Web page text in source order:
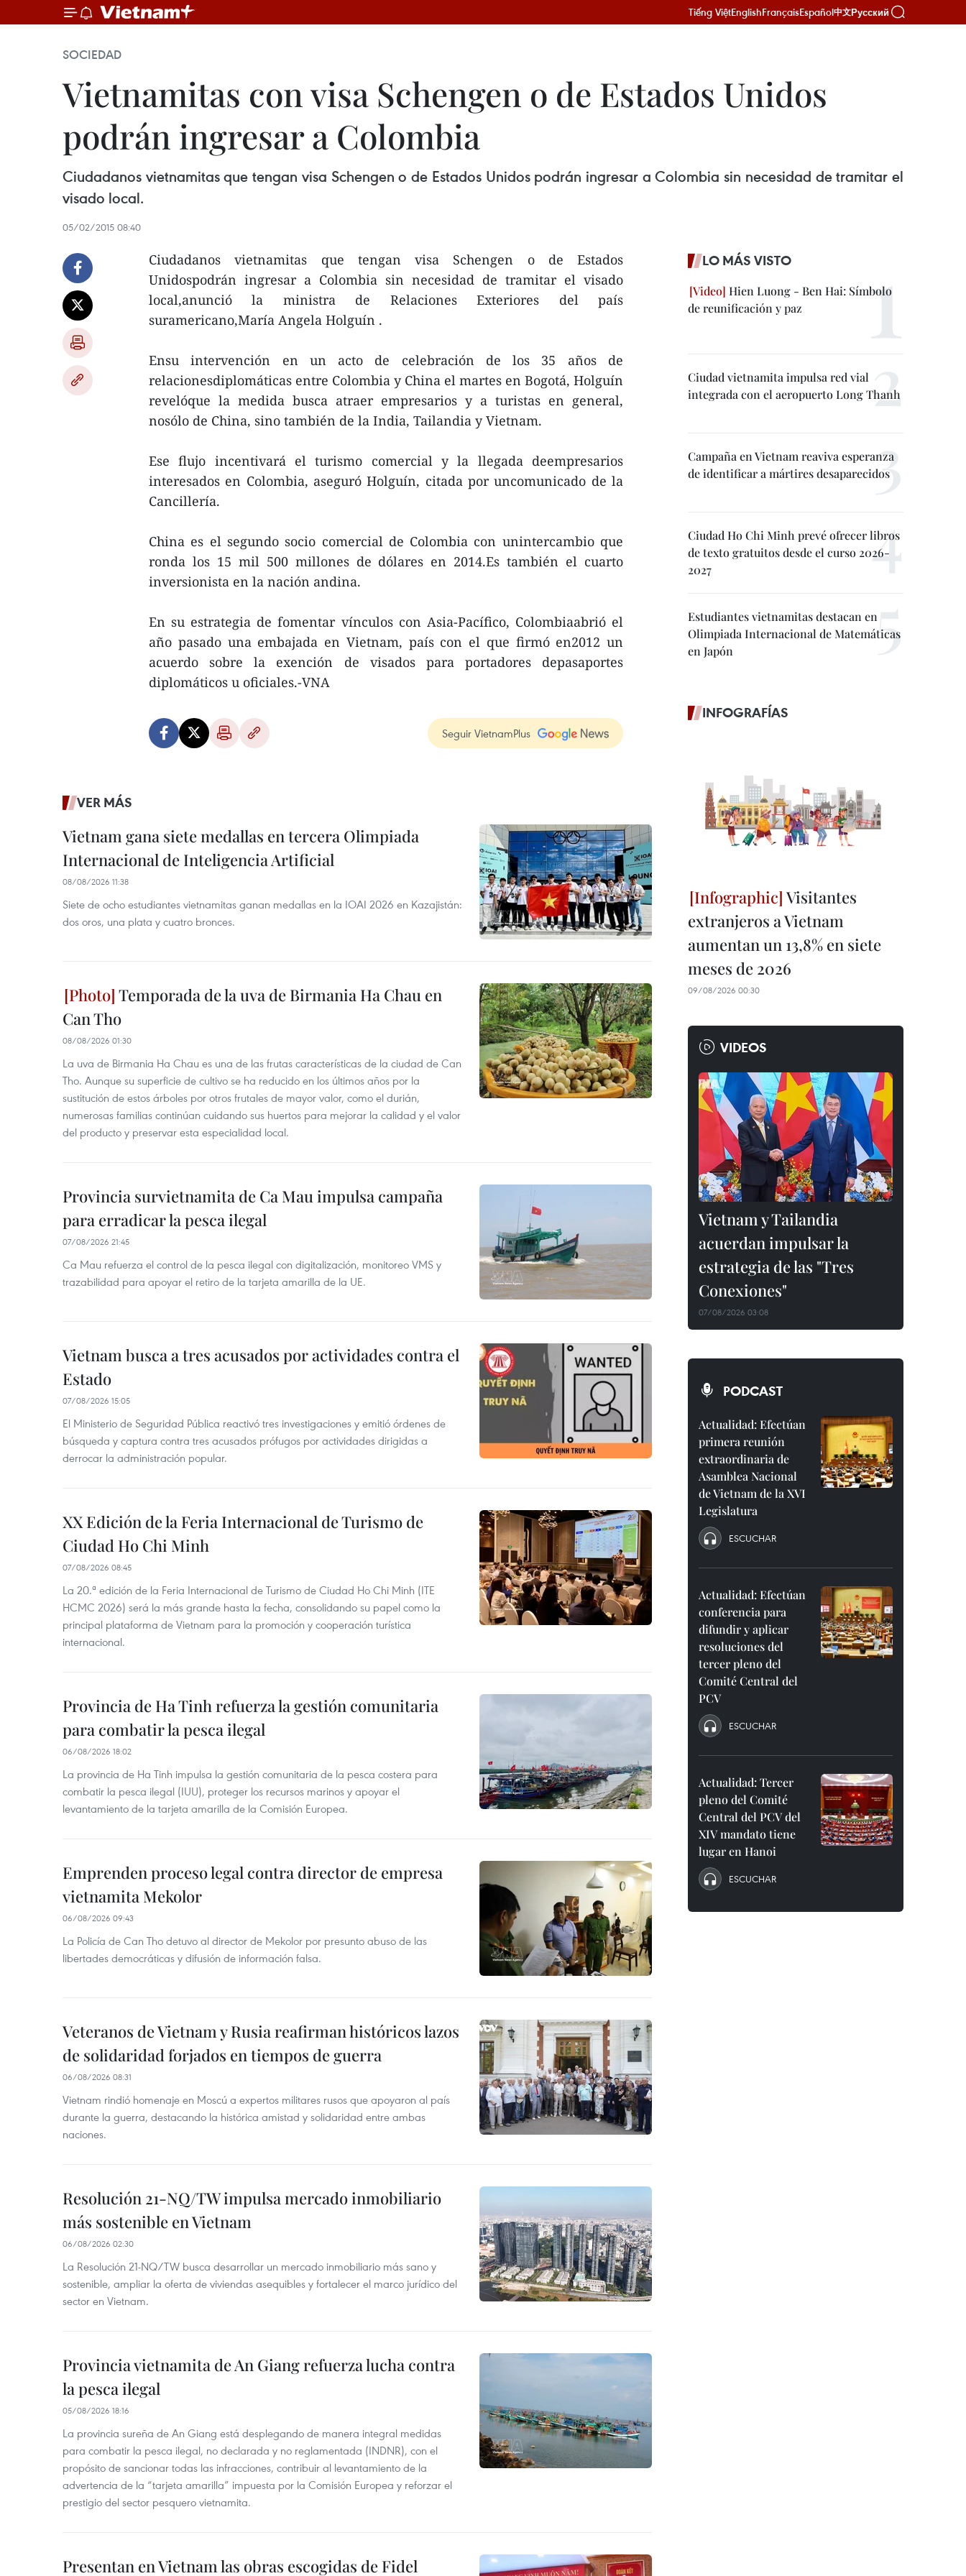
Tiếng ViệtEnglishFrançaisEspañol中文Русский
SOCIEDAD
Vietnamitas con visa Schengen o de Estados Unidos
podrán ingresar a Colombia
Ciudadanos vietnamitas que tengan visa Schengen o de Estados Unidos podrán ingresar a Colombia sin necesidad de tramitar el
visado local.
05/02/2015 08:40
Ciudadanos vietnamitas que tengan visa Schengen o de Estados
Unidospodrán ingresar a Colombia sin necesidad de tramitar el visado
local,anunció la ministra de Relaciones Exteriores del país
suramericano,María Angela Holguín .
Ensu intervención en un acto de celebración de los 35 años de
relacionesdiplomáticas entre Colombia y China el martes en Bogotá, Holguín
revelóque la medida busca atraer empresarios y a turistas en general,
nosólo de China, sino también de la India, Tailandia y Vietnam.
Ese flujo incentivará el turismo comercial y la llegada deempresarios
interesados en Colombia, aseguró Holguín, citada por uncomunicado de la
Cancillería.
China es el segundo socio comercial de Colombia con unintercambio que
ronda los 15 mil 500 millones de dólares en 2014.Es también el cuarto
inversionista en la nación andina.
En su estrategia de fomentar vínculos con Asia-Pacífico, Colombiaabrió el
año pasado una embajada en Vietnam, país con el que firmó en2012 un
acuerdo sobre la exención de visados para portadores depasaportes
diplomáticos u oficiales.-VNA
Seguir VietnamPlus
VER MÁS
Vietnam gana siete medallas en tercera Olimpiada
Internacional de Inteligencia Artificial
08/08/2026 11:38
Siete de ocho estudiantes vietnamitas ganan medallas en la IOAI 2026 en Kazajistán:
dos oros, una plata y cuatro bronces.
Temporada de la uva de Birmania Ha Chau en
Can Tho
08/08/2026 01:30
La uva de Birmania Ha Chau es una de las frutas características de la ciudad de Can
Tho. Aunque su superficie de cultivo se ha reducido en los últimos años por la
sustitución de estos árboles por otros frutales de mayor valor, como el durián,
numerosas familias continúan cuidando sus huertos para mejorar la calidad y el valor
del producto y preservar esta especialidad local.
Provincia survietnamita de Ca Mau impulsa campaña
para erradicar la pesca ilegal
07/08/2026 21:45
Ca Mau refuerza el control de la pesca ilegal con digitalización, monitoreo VMS y
trazabilidad para apoyar el retiro de la tarjeta amarilla de la UE.
Vietnam busca a tres acusados por actividades contra el
Estado
07/08/2026 15:05
El Ministerio de Seguridad Pública reactivó tres investigaciones y emitió órdenes de
búsqueda y captura contra tres acusados prófugos por actividades dirigidas a
derrocar la administración popular.
XX Edición de la Feria Internacional de Turismo de
Ciudad Ho Chi Minh
07/08/2026 08:45
La 20.ª edición de la Feria Internacional de Turismo de Ciudad Ho Chi Minh (ITE
HCMC 2026) será la más grande hasta la fecha, consolidando su papel como la
principal plataforma de Vietnam para la promoción y cooperación turística
internacional.
Provincia de Ha Tinh refuerza la gestión comunitaria
para combatir la pesca ilegal
06/08/2026 18:02
La provincia de Ha Tinh impulsa la gestión comunitaria de la pesca costera para
combatir la pesca ilegal (IUU), proteger los recursos marinos y apoyar el
levantamiento de la tarjeta amarilla de la Comisión Europea.
Emprenden proceso legal contra director de empresa
vietnamita Mekolor
06/08/2026 09:43
La Policía de Can Tho detuvo al director de Mekolor por presunto abuso de las
libertades democráticas y difusión de información falsa.
Veteranos de Vietnam y Rusia reafirman históricos lazos
de solidaridad forjados en tiempos de guerra
06/08/2026 08:31
Vietnam rindió homenaje en Moscú a expertos militares rusos que apoyaron al país
durante la guerra, destacando la histórica amistad y solidaridad entre ambas
naciones.
Resolución 21-NQ/TW impulsa mercado inmobiliario
más sostenible en Vietnam
06/08/2026 02:30
La Resolución 21-NQ/TW busca desarrollar un mercado inmobiliario más sano y
sostenible, ampliar la oferta de viviendas asequibles y fortalecer el marco jurídico del
sector en Vietnam.
Provincia vietnamita de An Giang refuerza lucha contra
la pesca ilegal
05/08/2026 18:16
La provincia sureña de An Giang está desplegando de manera integral medidas
para combatir la pesca ilegal, no declarada y no reglamentada (INDNR), con el
propósito de sancionar todas las infracciones, contribuir al levantamiento de la
advertencia de la “tarjeta amarilla” impuesta por la Comisión Europea y reforzar el
prestigio del sector pesquero vietnamita.
Presentan en Vietnam las obras escogidas de Fidel
LO MÁS VISTO
Hien Luong - Ben Hai: Símbolo
de reunificación y paz
Ciudad vietnamita impulsa red vial
integrada con el aeropuerto Long Thanh
Campaña en Vietnam reaviva esperanza
de identificar a mártires desaparecidos
Ciudad Ho Chi Minh prevé ofrecer libros
de texto gratuitos desde el curso 2026-
2027
Estudiantes vietnamitas destacan en
Olimpiada Internacional de Matemáticas
en Japón
INFOGRAFÍAS
Visitantes
extranjeros a Vietnam
aumentan un 13,8% en siete
meses de 2026
09/08/2026 00:30
VIDEOS
Vietnam y Tailandia
acuerdan impulsar la
estrategia de las "Tres
Conexiones"
07/08/2026 03:08
PODCAST
Actualidad: Efectúan
primera reunión
extraordinaria de
Asamblea Nacional
de Vietnam de la XVI
Legislatura
ESCUCHAR
Actualidad: Efectúan
conferencia para
difundir y aplicar
resoluciones del
tercer pleno del
Comité Central del
PCV
ESCUCHAR
Actualidad: Tercer
pleno del Comité
Central del PCV del
XIV mandato tiene
lugar en Hanoi
ESCUCHAR